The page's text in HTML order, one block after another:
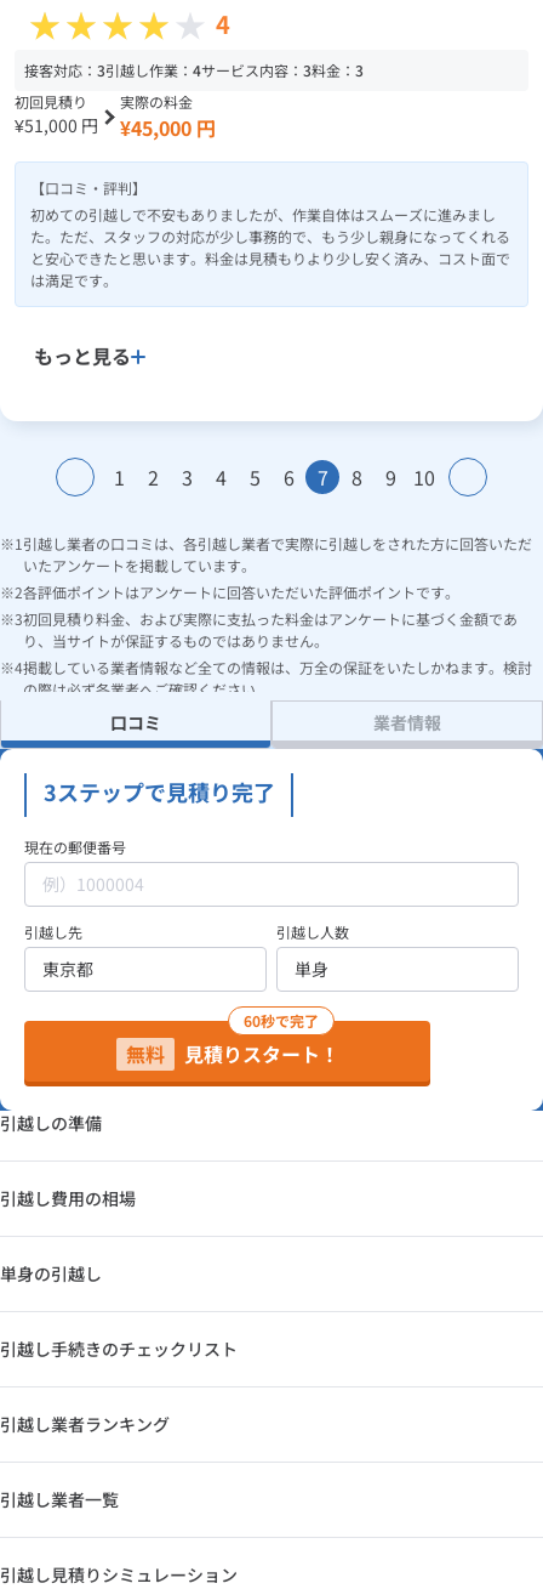
4
接客対応： 3引越し作業： 4サービス内容： 3料金： 3
初回見積り
¥51,000 円
実際の料金
¥45,000 円
【口コミ・評判】
初めての引越しで不安もありましたが、作業自体はスムーズに進みまし
た。ただ、スタッフの対応が少し事務的で、もう少し親身になってくれる
と安心できたと思います。料金は見積もりより少し安く済み、コスト面で
は満足です。
もっと見る
1 2 3 4 5 6 7 8 9 10
引越し業者の口コミは、各引越し業者で実際に引越しをされた方に回答いただ
いたアンケートを掲載しています。
各評価ポイントはアンケートに回答いただいた評価ポイントです。
初回見積り料金、および実際に支払った料金はアンケートに基づく金額であ
り、当サイトが保証するものではありません。
掲載している業者情報など全ての情報は、万全の保証をいたしかねます。検討
の際は必ず各業者へご確認ください。
口コミ 業者情報
3ステップで見積り完了
現在の郵便番号
引越し先 引越し人数
60秒で完了
無料 見積りスタート！
引越しの準備
引越し費用の相場
単身の引越し
引越し手続きのチェックリスト
引越し業者ランキング
引越し業者一覧
引越し見積りシミュレーション